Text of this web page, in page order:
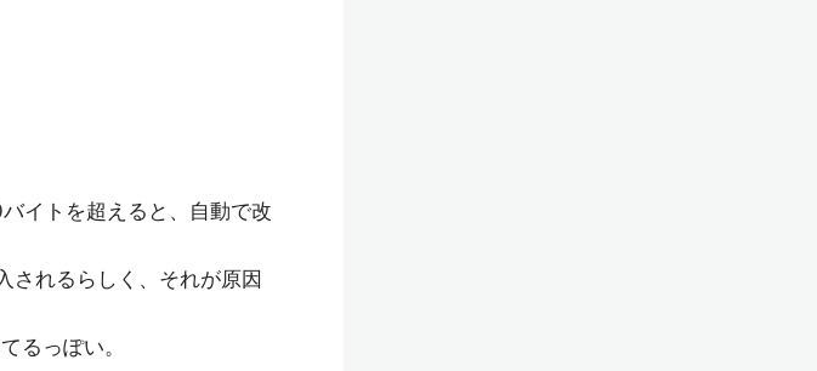
イトを超えると、自動で改
されるらしく、それが原因
るっぽい。